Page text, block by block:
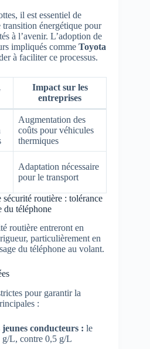
il est essentiel de
énergétique pour
à l’avenir. L’adoption de
impliqués comme Toyota
à faciliter ce processus.
Impact sur les
entreprises
Augmentation des
coûts pour véhicules
thermiques
Adaptation nécessaire
pour le transport
routière : tolérance
du téléphone
routière entreront en
particulièrement en
du téléphone au volant.
pour garantir la
:
conducteurs : le
g/L, contre 0,5 g/L